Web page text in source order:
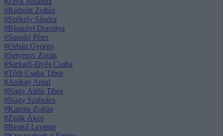
#Radnóti Zoltán
#Székely Sándor
#Bánkövi Dorottya
#Sasvári Péter
#Orbán György
#Setyerov Zorán
#Sarkadi-Illyés Csaba
#Tóth Csaba Tibor
#Anikay Antal
#Nagy Attila Tibor
#Nagy Szabolcs
#Katona Zoltán
#Zulik Ákos
#Benkő Levente